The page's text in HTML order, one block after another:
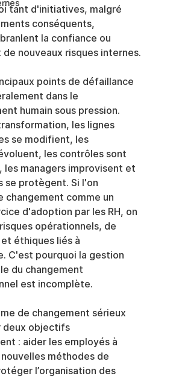
tant d'initiatives, malgré
conséquents,
la confiance ou
nouveaux risques internes.
points de défaillance
dans le
humain sous pression.
les lignes
se modifient, les
les contrôles sont
les managers improvisent et
se protègent. Si l'on
changement comme un
d'adoption par les RH, on
opérationnels, de
éthiques liés à
C'est pourquoi la gestion
du changement
est incomplète.
de changement sérieux
deux objectifs
: aider les employés à
méthodes de
l’organisation des